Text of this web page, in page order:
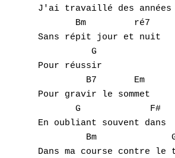
J'ai travaillé des années
       Bm         ré7
Sans répit jour et nuit
          G
Pour réussir
         B7       Em
Pour gravir le sommet
       G             F#
En oubliant souvent dans
Bm
Dans ma course contre le